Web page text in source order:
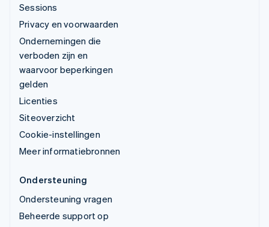
Sessions
Privacy en voorwaarden
Ondernemingen die
verboden zijn en
waarvoor beperkingen
gelden
Licenties
Siteoverzicht
Cookie-instellingen
Meer informatiebronnen
Ondersteuning
Ondersteuning vragen
Beheerde support op